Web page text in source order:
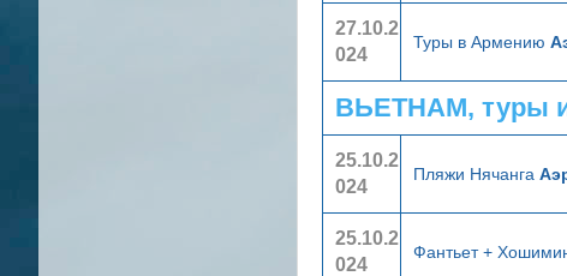
27.10.2
024
Туры в Армению
ВЬЕТНАМ, туры
25.10.2
024
Пляжи Нячанга
25.10.2
024
Фантьет +